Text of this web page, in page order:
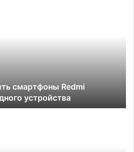
смартфоны Redmi
устройства